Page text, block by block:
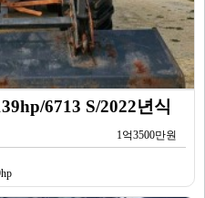
6713 S/2022년식
1억3500만원